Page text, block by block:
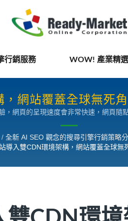
行銷服務 WOW! 產業精
網站覆蓋全球無死
尋引擎行銷策略分享
網頁的呈現速度會非常快速，網頁隨
供，所以較容易造成遠距離的潛在買
所傳達的價值內容，這對外銷企業來
研發的 DRA（全球路徑最佳化）系
/ 全新 AI SEO 觀念的搜尋引擎行銷策略
導入雙CDN環境架構，網站覆蓋全球無